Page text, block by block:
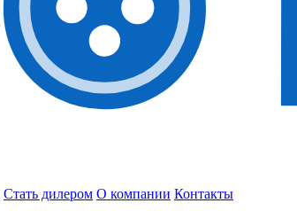
Стать дилером О компании Контакты